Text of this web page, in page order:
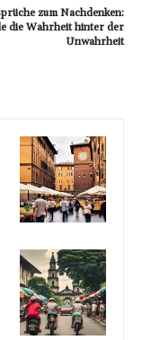
zum Nachdenken:
die Wahrheit hinter der
Unwahrheit